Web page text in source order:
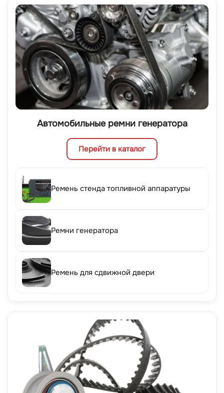
Автомобильные ремни генератора
Перейти в каталог
Ремень стенда топливной аппаратуры
Ремни генератора
Ремень для сдвижной двери